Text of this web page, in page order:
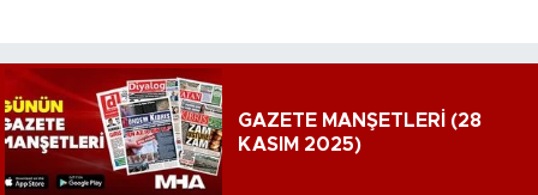
GAZETE MANŞETLERİ (28
KASIM 2025)